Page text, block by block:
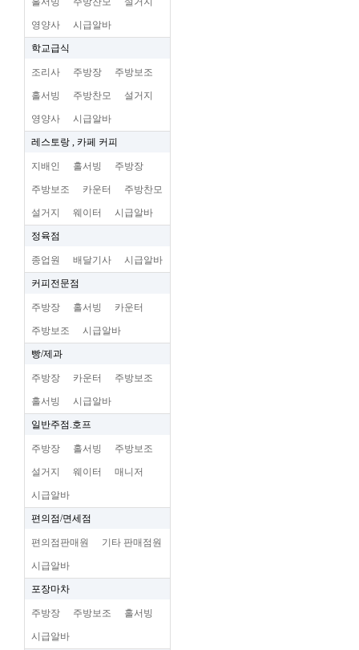
영양사 시급알바
학교급식
조리사 주방장 주방보조
홀서빙 주방찬모 설거지
영양사 시급알바
레스토랑 , 카페 커피
지배인 홀서빙 주방장
주방보조 카운터 주방찬모
설거지 웨이터 시급알바
정육점
종업원 배달기사 시급알바
커피전문점
주방장 홀서빙 카운터
주방보조 시급알바
빵/제과
주방장 카운터 주방보조
홀서빙 시급알바
일반주점.호프
주방장 홀서빙 주방보조
설거지 웨이터 매니저
시급알바
편의점/면세점
편의점판매원 기타 판매점원
시급알바
포장마차
주방장 주방보조 홀서빙
시급알바